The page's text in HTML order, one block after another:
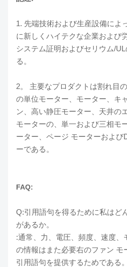
1. 先端技術および生産設備によ
に新しくハイテクな企業および
システム証明およびセリウム/
る。
2。 主要なプロダクトは割れ目
の単位モーター、モーター、キ
ン、高い静圧モーター、天井の
モーターの、単一および三相モ
ーター、ページ モーターおよび
ーである。
FAQ:
Q:引用語句を得るために私はど
があるか。
:通常、力、電圧、頻度、速度、
の情報はまた必要右のファン モ
引用語句を提供するためである。